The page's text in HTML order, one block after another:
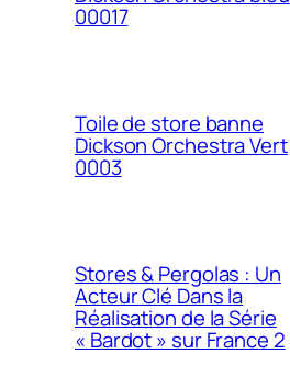
00017
Toile de store banne
Dickson Orchestra Vert
0003
Stores & Pergolas : Un
Acteur Clé Dans la
Réalisation de la Série
« Bardot » sur France 2